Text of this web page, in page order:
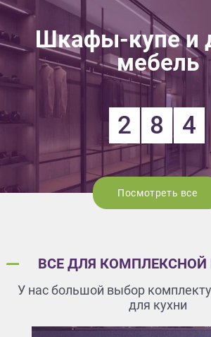
Шкафы-купе и
мебель
2 8 4
Посмотреть все
ВСЕ ДЛЯ КОМПЛЕКСНОЙ
У нас большой выбор
для кухни